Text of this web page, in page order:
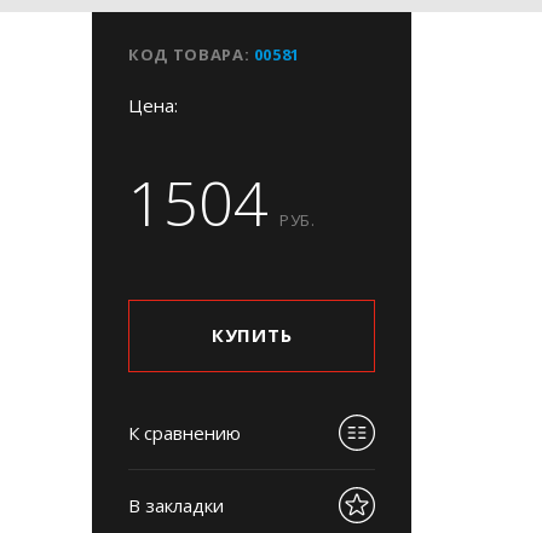
КОД ТОВАРА: 00581
Цена:
1504 РУБ.
КУПИТЬ
К сравнению
В закладки